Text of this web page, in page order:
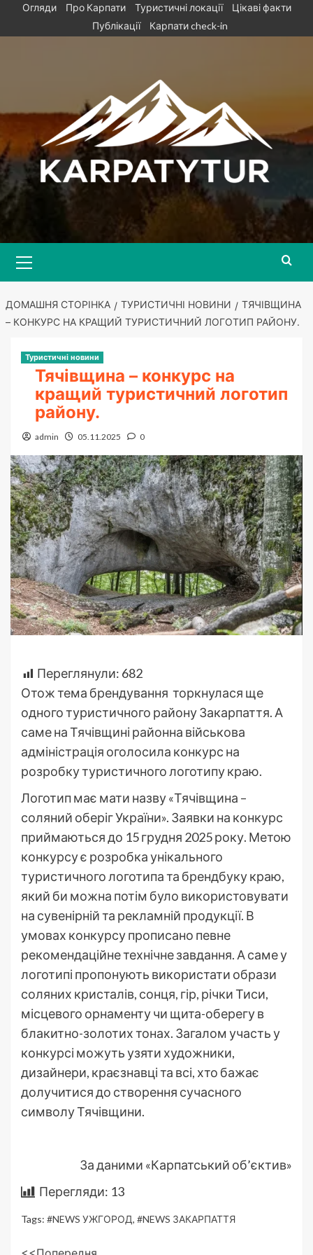
Огляди Про Карпати Туристичні локації
Цікаві факти
Публікації
Карпати check-in
Menu
ДОМАШНЯ СТОРІНКА ТУРИСТИЧНІ НОВИНИ
ТЯЧІВЩИНА
– КОНКУРС НА КРАЩИЙ ТУРИСТИЧНИЙ ЛОГОТИП РАЙОНУ.
Туристичні новини
Тячівщина – конкурс на
кращий туристичний логотип
району.
admin 05.11.2025 0
Переглянули: 682
Отож тема брендування торкнулася ще
одного туристичного району Закарпаття. А
саме на Тячівщині районна військова
адміністрація оголосила конкурс на
розробку туристичного логотипу краю.
Логотип має мати назву «Тячівщина –
соляний оберіг України». Заявки на конкурс
приймаються до 15 грудня 2025 року. Метою
конкурсу є розробка унікального
туристичного логотипа та брендбуку краю,
який би можна потім було використовувати
на сувенірній та рекламній продукції. В
умовах конкурсу прописано певне
рекомендаційне технічне завдання. А саме у
логотипі пропонують використати образи
соляних кристалів, сонця, гір, річки Тиси,
місцевого орнаменту чи щита-оберегу в
блакитно-золотих тонах. Загалом участь у
конкурсі можуть узяти художники,
дизайнери, краєзнавці та всі, хто бажає
долучитися до створення сучасного
символу Тячівщини.
За даними «Карпатський об’єктив»
Перегляди: 13
Tags: #NEWS УЖГОРОД, #NEWS ЗАКАРПАТТЯ